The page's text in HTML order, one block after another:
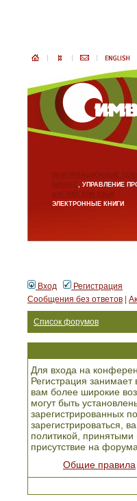
ИНФОРМАЦИОННЫЕ
БИЗНЕС, УПРАВЛЕНИЕ
АНГЛИЙСКИЙ ЯЗЫК
ЭЛЕКТРОННЫЕ КНИГИ
Вход
Регистрация
Сообщения без ответов
Список форумов
Для входа на
Регистрация занимает
вам более широкие
могут быть
зарегистрированных
зарегистрироваться,
политикой,
присутствие на
Общие правила